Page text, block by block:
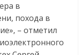
в
похода в
– отметил